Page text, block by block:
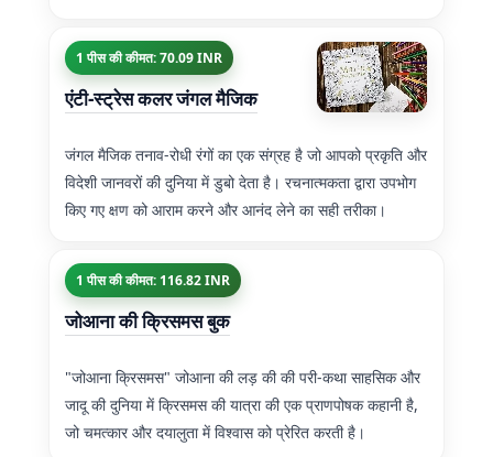
1 पीस की कीमत: 70.09 INR
एंटी-स्ट्रेस कलर जंगल मैजिक
जंगल मैजिक तनाव-रोधी रंगों का एक संग्रह है जो आपको प्रकृति और
विदेशी जानवरों की दुनिया में डुबो देता है। रचनात्मकता द्वारा उपभोग
किए गए क्षण को आराम करने और आनंद लेने का सही तरीका।
1 पीस की कीमत: 116.82 INR
जोआना की क्रिसमस बुक
"जोआना क्रिसमस" जोआना की लड़ की की परी-कथा साहसिक और
जादू की दुनिया में क्रिसमस की यात्रा की एक प्राणपोषक कहानी है,
जो चमत्कार और दयालुता में विश्वास को प्रेरित करती है।